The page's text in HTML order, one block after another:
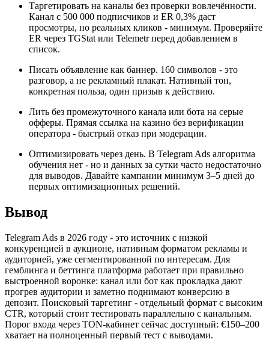
Таргетировать на каналы без проверки вовлечённости.
Канал с 500 000 подписчиков и ER 0,3% даст
просмотры, но реальных кликов - минимум. Проверяйте
ER через TGStat или Telemetr перед добавлением в
список.
Писать объявление как баннер. 160 символов - это
разговор, а не рекламный плакат. Нативный тон,
конкретная польза, один призыв к действию.
Лить без промежуточного канала или бота на серые
офферы. Прямая ссылка на казино без верификации
оператора - быстрый отказ при модерации.
Оптимизировать через день. В Telegram Ads алгоритма
обучения нет - но и данных за сутки часто недостаточно
для выводов. Давайте кампании минимум 3–5 дней до
первых оптимизационных решений.
Вывод
Telegram Ads в 2026 году - это источник с низкой
конкуренцией в аукционе, нативным форматом рекламы и
аудиторией, уже сегментированной по интересам. Для
гемблинга и беттинга платформа работает при правильно
выстроенной воронке: канал или бот как прокладка дают
прогрев аудитории и заметно поднимают конверсию в
депозит. Поисковый таргетинг - отдельный формат с высоким
CTR, который стоит тестировать параллельно с канальным.
Порог входа через TON-кабинет сейчас доступный: €150–200
хватает на полноценный первый тест с выводами.